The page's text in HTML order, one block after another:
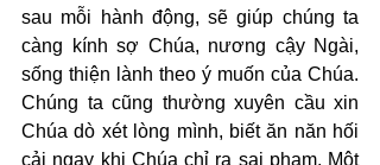
sau mỗi hành động, sẽ giúp chúng ta
càng kính sợ Chúa, nương cậy Ngài,
sống thiện lành theo ý muốn của Chúa.
Chúng ta cũng thường xuyên cầu xin
Chúa dò xét lòng mình, biết ăn năn hối
cải ngay khi Chúa chỉ ra sai phạm. Một